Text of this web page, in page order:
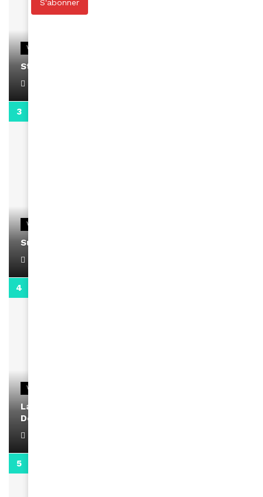
VIDEOS
Stacy passe un message
VIDEOS
Support Black Business Wee-kend
VIDEOS
La rubrique santé speciale coronavirus du
Docteur Makanda
S'abonner